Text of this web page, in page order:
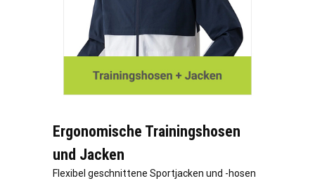
Ergonomische Trainingshosen
und Jacken
Flexibel geschnittene Sportjacken und -hosen